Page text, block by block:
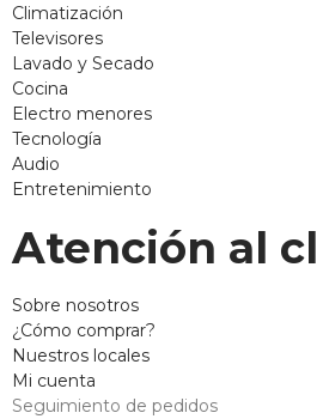
Climatización
Televisores
Lavado y Secado
Cocina
Electro menores
Tecnología
Audio
Entretenimiento
Atención al
Sobre nosotros
¿Cómo comprar?
Nuestros locales
Mi cuenta
Seguimiento de pedidos